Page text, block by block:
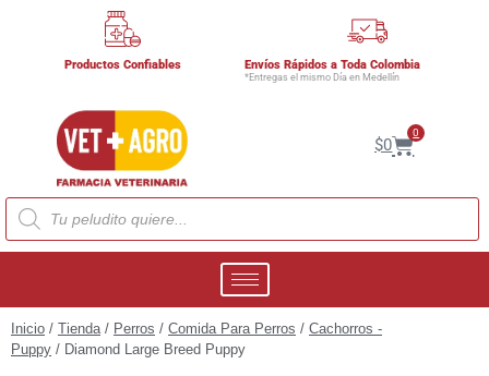
Productos Confiables Envíos Rápidos a Toda Colombia
*Entregas el mismo Día en Medellín
$0
0
Inicio / Tienda/ Perros / Comida Para Perros / Cachorros -
Puppy / Diamond Large Breed Puppy